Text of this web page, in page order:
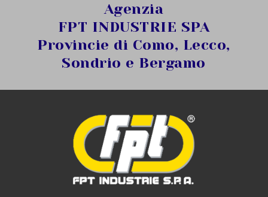
Agenzia
FPT INDUSTRIE SPA
Provincie di Como, Lecco,
Sondrio e Bergamo